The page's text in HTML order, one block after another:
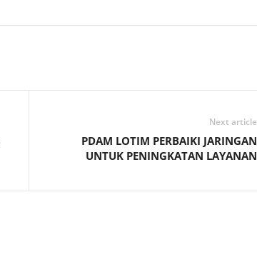
Next article
PDAM LOTIM PERBAIKI JARINGAN
UNTUK PENINGKATAN LAYANAN